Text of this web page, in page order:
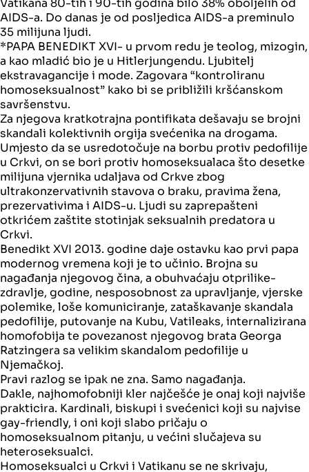
Vatikana 80-tih i 90-tih godina bilo 38% oboljelih od
AIDS-a. Do danas je od posljedica AIDS-a preminulo
35 milijuna ljudi.
*PAPA BENEDIKT XVI- u prvom redu je teolog, mizogin,
a kao mladić bio je u Hitlerjungendu. Ljubitelj
ekstravagancije i mode. Zagovara “kontroliranu
homoseksualnost” kako bi se približili kršćanskom
savršenstvu.
Za njegova kratkotrajna pontifikata dešavaju se brojni
skandali kolektivnih orgija svećenika na drogama.
Umjesto da se usredotočuje na borbu protiv pedofilije
u Crkvi, on se bori protiv homoseksualaca što desetke
milijuna vjernika udaljava od Crkve zbog
ultrakonzervativnih stavova o braku, pravima žena,
prezervativima i AIDS-u. Ljudi su zaprepašteni
otkrićem zaštite stotinjak seksualnih predatora u
Crkvi.
Benedikt XVI 2013. godine daje ostavku kao prvi papa
modernog vremena koji je to učinio. Brojna su
nagađanja njegovog čina, a obuhvaćaju otprilike-
zdravlje, godine, nesposobnost za upravljanje, vjerske
polemike, loše komuniciranje, zataškavanje skandala
pedofilije, putovanje na Kubu, Vatileaks, internalizirana
homofobija te povezanost njegovog brata Georga
Ratzingera sa velikim skandalom pedofilije u
Njemačkoj.
Pravi razlog se ipak ne zna. Samo nagađanja.
Dakle, najhomofobniji kler najčešće je onaj koji najviše
prakticira. Kardinali, biskupi i svećenici koji su najvise
gay-friendly, i oni koji slabo pričaju o
homoseksualnom pitanju, u većini slučajeva su
heteroseksualci.
Homoseksualci u Crkvi i Vatikanu se ne skrivaju,